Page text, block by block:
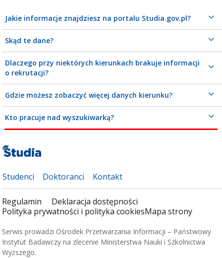
Jakie informacje znajdziesz na portalu Studia.gov.pl?
Skąd te dane?
Dlaczego przy niektórych kierunkach brakuje informacji
o rekrutacji?
Gdzie możesz zobaczyć więcej danych kierunku?
Kto pracuje nad wyszukiwarką?
Studenci Doktoranci Kontakt
Regulamin
Deklaracja dostępności
Polityka prywatności i polityka cookiesMapa strony
Serwis prowadzi Ośrodek Przetwarzania Informacji – Państwowy
Instytut Badawczy na zlecenie Ministerstwa Nauki i Szkolnictwa
Wyższego.